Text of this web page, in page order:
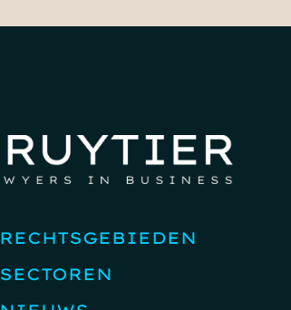
RECHTSGEBIEDEN
SECTOREN